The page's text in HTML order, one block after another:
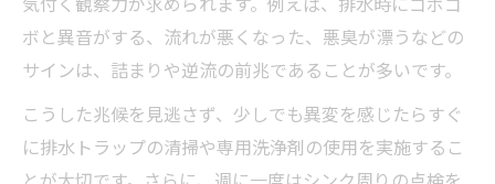
ボと異音がする、流れが悪くなった、悪臭が漂うなどの
サインは、詰まりや逆流の前兆であることが多いです。
こうした兆候を見逃さず、少しでも異変を感じたらすぐ
に排水トラップの清掃や専用洗浄剤の使用を実施するこ